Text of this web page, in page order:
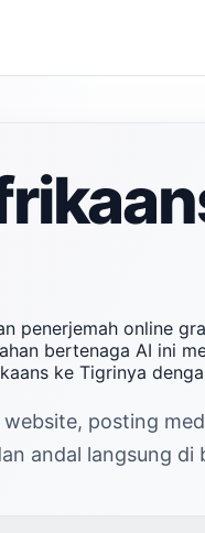
penerjemah online
bertenaga AI ini
ke Tigrinya
posting
andal langsung